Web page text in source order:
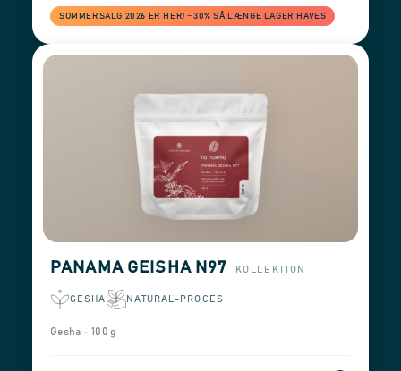
SOMMERSALG 2026 ER HER! −30% SÅ LÆNGE LAGER HAVES
PANAMA GEISHA N97 KOLLEKTION
GESHA NATURAL-PROCES
Gesha - 100 g